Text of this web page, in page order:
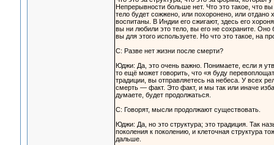
Непрерывности больше нет. Что это такое, что
тело будет сожжено, или похоронено, или отдано
воспитаны. В Индии его сжигают, здесь его
вы ни любили это тело, вы его не сохраните. Оно
вы для этого используете. Но что это такое, на
С: Разве нет жизни после смерти?
Юджи: Да, это очень важно. Понимаете, если я
то ещё может говорить, что «я буду
традиции, вы отправляетесь на небеса. У всех
смерть — факт. Это факт, и мы так или иначе
думаете, будет продолжаться.
С: Говорят, мысли продолжают существовать.
Юджи: Да, но это структура; это традиция. Так
поколения к поколению, и клеточная структура
дальше.